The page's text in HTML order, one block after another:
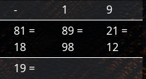
- 1
9
81 =
18
89 =
98
21 =
12
19 =